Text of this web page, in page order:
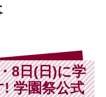
8日(日)に学
学園祭公式